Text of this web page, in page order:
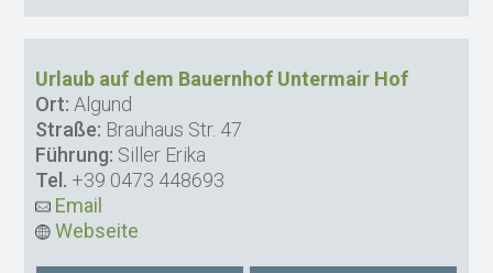
Urlaub auf dem Bauernhof Untermair Hof
Ort: Algund
Straße: Brauhaus Str. 47
Führung: Siller Erika
Tel. +39 0473 448693
Email
Webseite